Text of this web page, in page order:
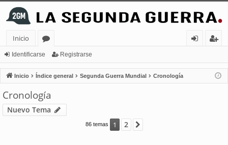
Inicio
or
os
nt
ifi
ist
ra
Identificarse Registrarse
Inicio Índice general Segunda Guerra Mundial Cronología
Cronología
Nuevo Tema
86 temas 1 2